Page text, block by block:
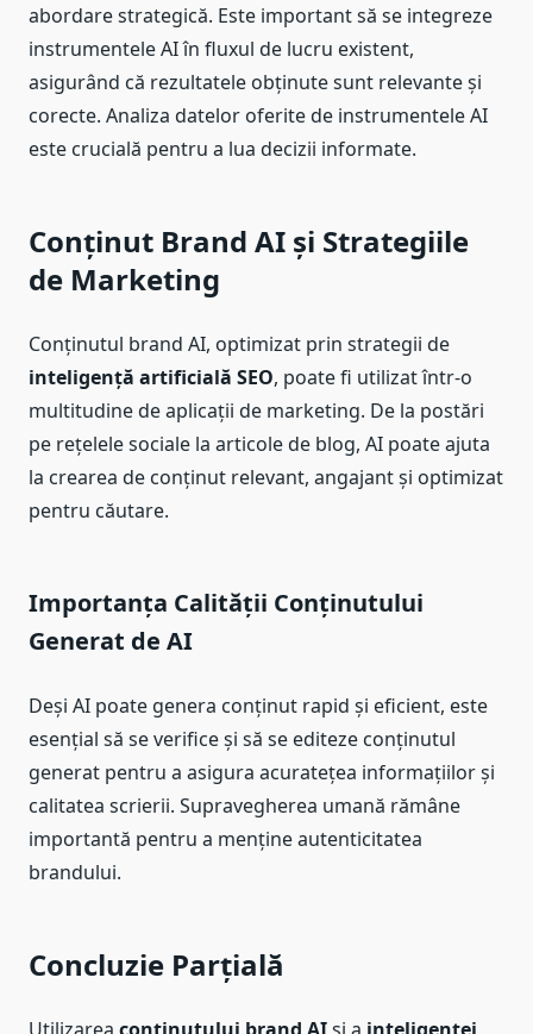
abordare strategică. Este important să se integreze
instrumentele AI în fluxul de lucru existent,
asigurând că rezultatele obținute sunt relevante și
corecte. Analiza datelor oferite de instrumentele AI
este crucială pentru a lua decizii informate.
Conținut Brand AI și Strategiile
de Marketing
Conținutul brand AI, optimizat prin strategii de
inteligență artificială SEO, poate fi utilizat într-o
multitudine de aplicații de marketing. De la postări
pe rețelele sociale la articole de blog, AI poate ajuta
la crearea de conținut relevant, angajant și optimizat
pentru căutare.
Importanța Calității Conținutului
Generat de AI
Deși AI poate genera conținut rapid și eficient, este
esențial să se verifice și să se editeze conținutul
generat pentru a asigura acuratețea informațiilor și
calitatea scrierii. Supravegherea umană rămâne
importantă pentru a menține autenticitatea
brandului.
Concluzie Parțială